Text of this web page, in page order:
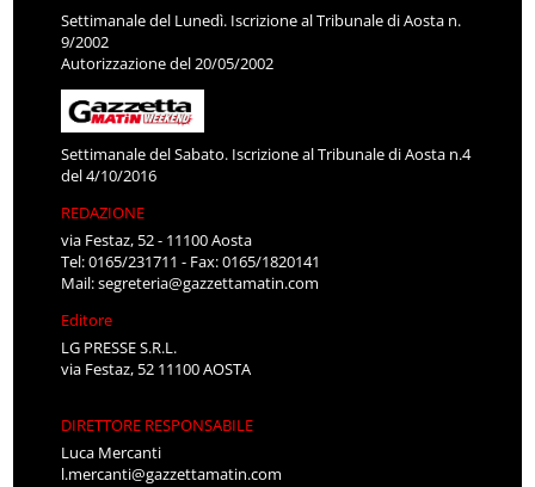
Settimanale del Lunedì. Iscrizione al Tribunale di Aosta n.
9/2002
Autorizzazione del 20/05/2002
Settimanale del Sabato. Iscrizione al Tribunale di Aosta n.4
del 4/10/2016
REDAZIONE
via Festaz, 52 - 11100 Aosta
Tel: 0165/231711 - Fax: 0165/1820141
Mail:segreteria@gazzettamatin.com
Editore
LG PRESSE S.R.L.
via Festaz, 52 11100 AOSTA
DIRETTORE RESPONSABILE
Luca Mercanti
l.mercanti@gazzettamatin.com